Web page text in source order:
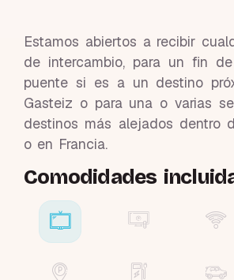
Estamos abiertos a recibir
de intercambio, para un fin
puente si es a un destino
Gasteiz o para una o varias
destinos más alejados dentro
o en Francia.
Comodidades